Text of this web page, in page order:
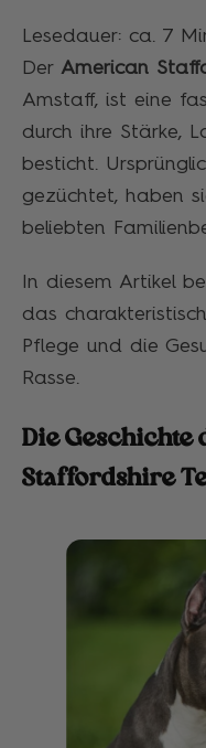
Lesedauer: ca. 7
DerAmerican
Amstaff, ist eine
durch ihre Stärke,
besticht.
gezüchtet, haben
beliebten
In diesem Artikel
das
Pflege und die
Rasse.
Die Geschichte
Staffordshire